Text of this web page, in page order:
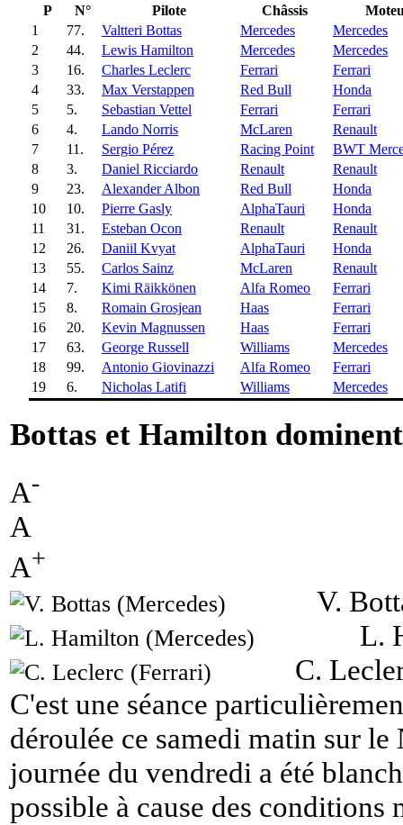
P N° Pilote Châssis
1
77. Valtteri Bottas Mercedes
Mercedes
2
44. Lewis Hamilton Mercedes
Mercedes
3
16. Charles Leclerc Ferrari
Ferrari
4
33. Max Verstappen Red Bull
Honda
5
5. Sebastian Vettel Ferrari
Ferrari
6
4. Lando Norris McLaren
Renault
7
11. Sergio Pérez Racing Point
BWT
8
3. Daniel Ricciardo Renault
Renault
9
23. Alexander Albon Red Bull
Honda
10
10. Pierre Gasly AlphaTauri
Honda
11
31. Esteban Ocon Renault
Renault
12
26. Daniil Kvyat AlphaTauri
Honda
13
55. Carlos Sainz McLaren
Renault
14
7. Kimi Räikkönen Alfa Romeo
Ferrari
15
8. Romain Grosjean Haas
Ferrari
16
20. Kevin Magnussen Haas
Ferrari
17
63. George Russell Williams
Mercedes
18
99. Antonio Giovinazzi Alfa Romeo
Ferrari
19
6. Nicholas Latifi Williams Mercedes
Bottas et Hamilton
A-
A
A+
V.
L.
C.
C'est une séance
déroulée ce samedi matin sur
journée du vendredi a été
possible à cause des